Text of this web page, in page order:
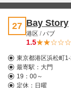
お店は、誰もがリラ
夜は、ぜひこのスナ
っています！
27 Bay Story
港区 / パブ
1.5
東京都港区浜松町
最寄駅： 大門
19：00～
定休：日曜